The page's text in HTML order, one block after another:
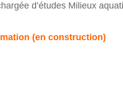
d’études Milieux
(en construction)